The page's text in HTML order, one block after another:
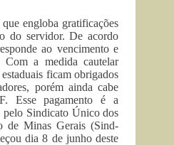
engloba gratificações
do servidor. De acordo
ao vencimento e
Com a medida cautelar
ficam obrigados
porém ainda cabe
Esse pagamento é a
Sindicato Único dos
de Minas Gerais (Sind-
dia 8 de junho deste